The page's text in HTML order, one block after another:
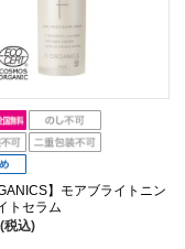
】モアブライトニン
トセラム
税込)